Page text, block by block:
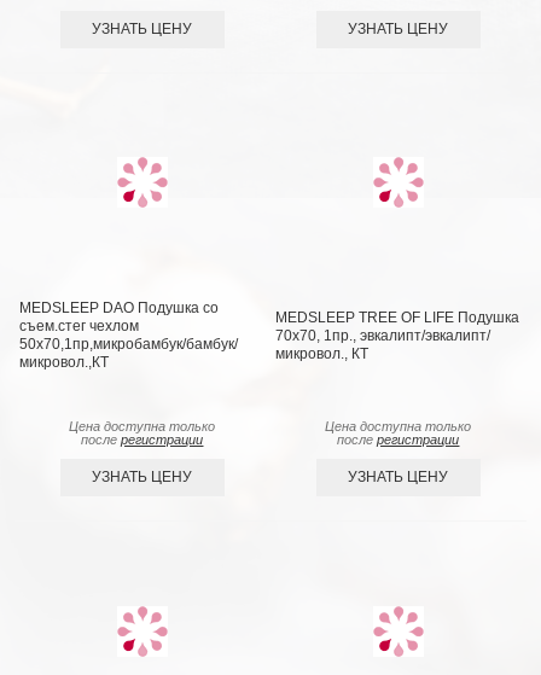
УЗНАТЬ ЦЕНУ УЗНАТЬ ЦЕНУ
MEDSLEEP DAO Подушка со
съем.стег чехлом
50х70,1пр,микробамбук/бамбук/
микровол.,КТ
Цена доступна только
послерегистрации
УЗНАТЬ ЦЕНУ
MEDSLEEP TREE OF LIFE Подушка
70х70, 1пр., эвкалипт/эвкалипт/
микровол., КТ
Цена доступна только
послерегистрации
УЗНАТЬ ЦЕНУ